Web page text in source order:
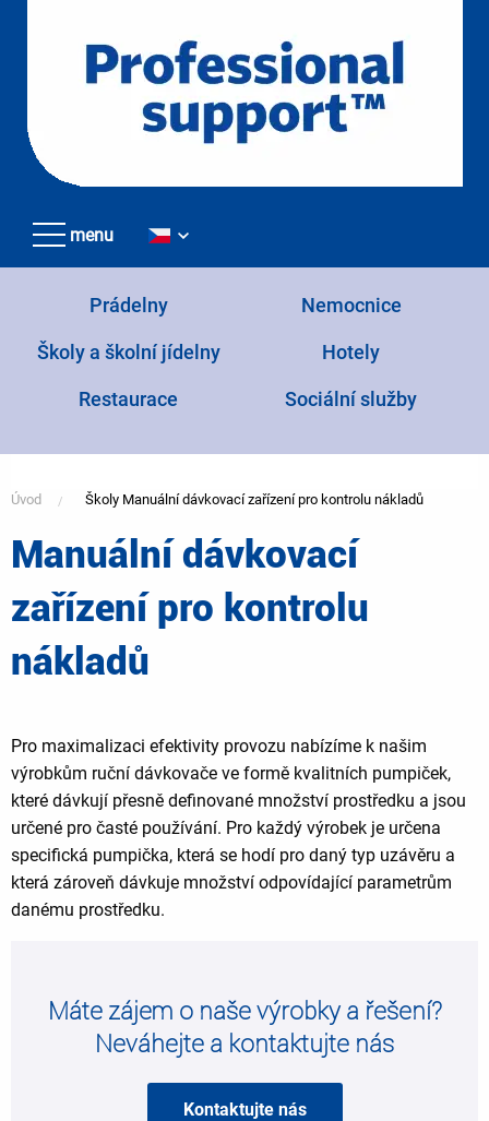
menu
Prádelny Nemocnice
Školy a školní jídelny Hotely
Restaurace Sociální služby
You
are
here
Úvod Školy Manuální dávkovací zařízení pro kontrolu nákladů
Manuální dávkovací
zařízení pro kontrolu
nákladů
Pro maximalizaci efektivity provozu nabízíme k našim
výrobkům ruční dávkovače ve formě kvalitních pumpiček,
které dávkují přesně definované množství prostředku a jsou
určené pro časté používání. Pro každý výrobek je určena
specifická pumpička, která se hodí pro daný typ uzávěru a
která zároveň dávkuje množství odpovídající parametrům
danému prostředku.
Máte zájem o naše výrobky a řešení?
Neváhejte a kontaktujte nás
Kontaktujte nás